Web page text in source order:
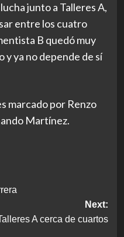
junto a Talleres A,
entre los cuatro
B quedó muy
y ya no depende de sí
marcado por Renzo
Martínez.
Next:
A cerca de cuartos